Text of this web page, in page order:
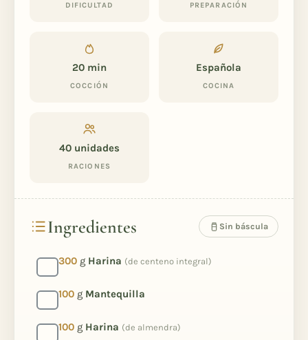
DIFICULTAD PREPARACIÓN
20 min
COCCIÓN
Española
COCINA
40 unidades
RACIONES
Ingredientes Sin báscula
300 g Harina (de centeno integral)
100 g Mantequilla
100 g Harina (de almendra)